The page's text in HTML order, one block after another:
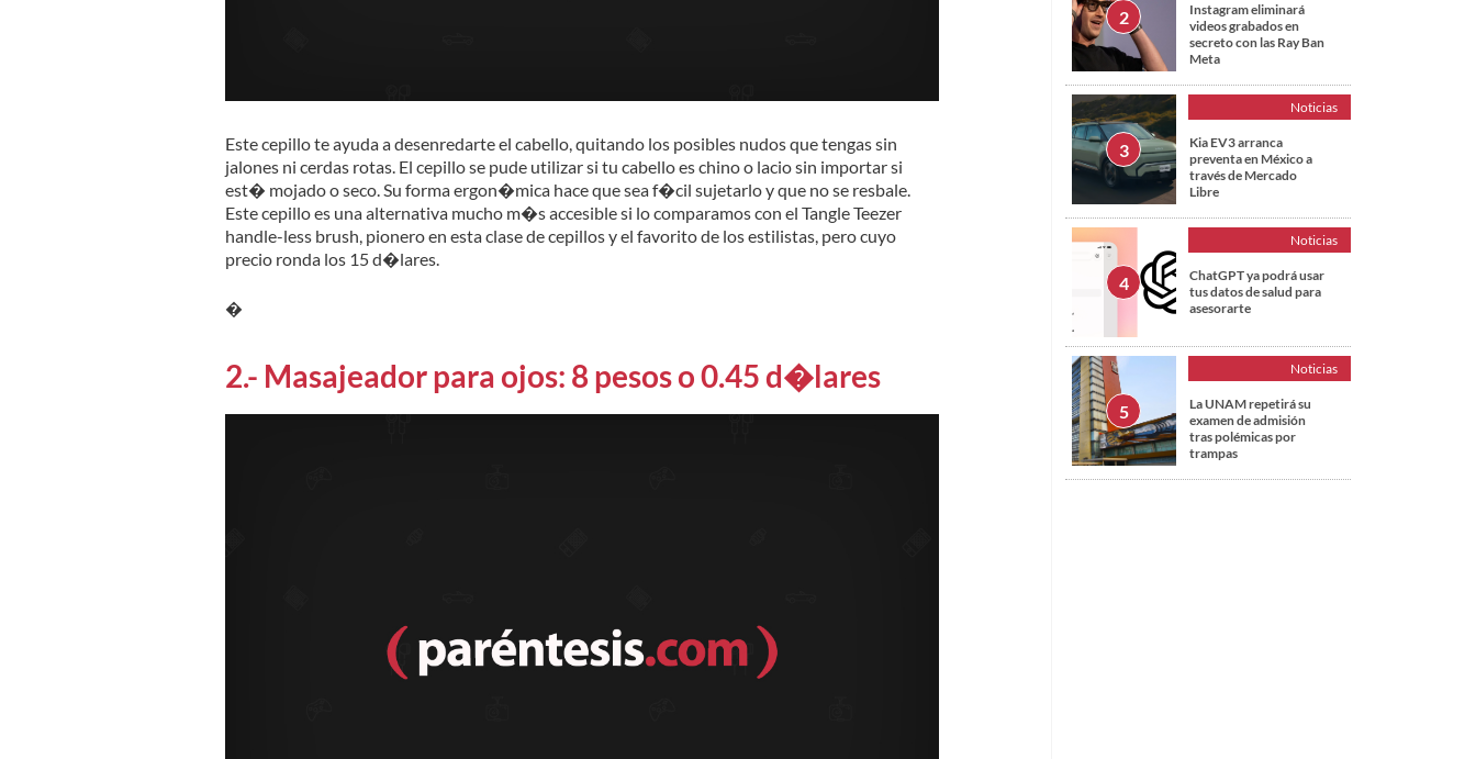
Este cepillo te ayuda a desenredarte el cabello, quitando los posibles nudos que tengas sin
jalones ni cerdas rotas. El cepillo se pude utilizar si tu cabello es chino o lacio sin importar si
est� mojado o seco. Su forma ergon�mica hace que sea f�cil sujetarlo y que no se resbale.
Este cepillo es una alternativa mucho m�s accesible si lo comparamos con el Tangle Teezer
handle-less brush, pionero en esta clase de cepillos y el favorito de los estilistas, pero cuyo
precio ronda los 15 d�lares.
�
2.- Masajeador para ojos: 8 pesos o 0.45 d�lares
Instagram eliminará
videos grabados en
secreto con las Ray Ban
Meta
Noticias
Kia EV3 arranca
preventa en México a
través de Mercado
Libre
Noticias
ChatGPT ya podrá usar
tus datos de salud para
asesorarte
Noticias
La UNAM repetirá su
examen de admisión
tras polémicas por
trampas